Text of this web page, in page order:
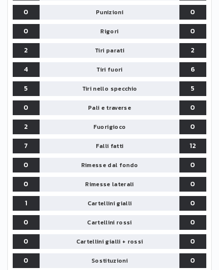
0 Punizioni
0
0
Rigori
0
2
Tiri parati
2
4
Tiri fuori
6
5
Tiri nello specchio
5
0
Pali e traverse
0
2
Fuorigioco
0
7
Falli fatti
12
0
Rimesse dal fondo
0
0
Rimesse laterali
0
1
Cartellini gialli
0
0
Cartellini rossi
0
0
Cartellini gialli + rossi
0
0
Sostituzioni 0